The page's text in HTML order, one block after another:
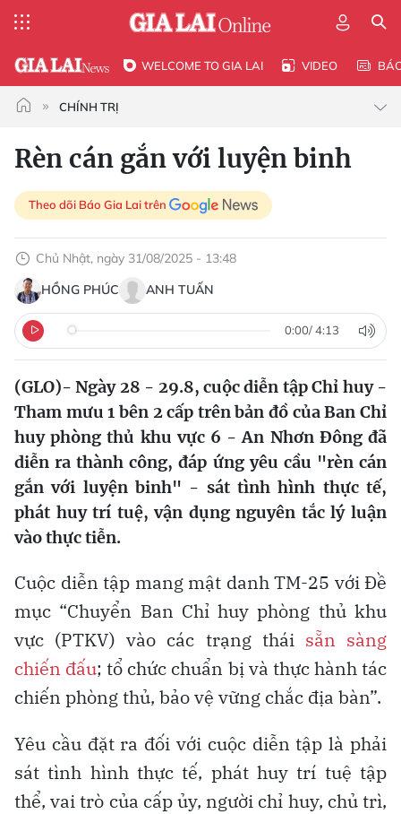
WELCOME TO GIA LAI VIDEO
CHÍNH TRỊ
Rèn cán gắn với luyện binh
Theo dõi Báo Gia Lai trên
Chủ Nhật, ngày 31/08/2025 - 13:48
HỒNG PHÚC
ANH TUẤN
0:00/4:13
(GLO)- Ngày 28 - 29.8, cuộc diễn tập Chỉ huy -
Tham mưu 1 bên 2 cấp trên bản đồ của Ban Chỉ
huy phòng thủ khu vực 6 - An Nhơn Đông đã
diễn ra thành công, đáp ứng yêu cầu "rèn cán
gắn với luyện binh" - sát tình hình thực tế,
phát huy trí tuệ, vận dụng nguyên tắc lý luận
vào thực tiễn.
Cuộc diễn tập mang mật danh TM-25 với Đề
mục “Chuyển Ban Chỉ huy phòng thủ khu
vực (PTKV) vào các trạng thái sẵn sàng
chiến đấu; tổ chức chuẩn bị và thực hành tác
chiến phòng thủ, bảo vệ vững chắc địa bàn”.
Yêu cầu đặt ra đối với cuộc diễn tập là phải
sát tình hình thực tế, phát huy trí tuệ tập
thể, vai trò của cấp ủy, người chỉ huy, chủ trì,